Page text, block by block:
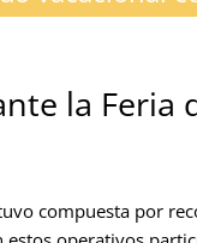
la Feria
compuesta por